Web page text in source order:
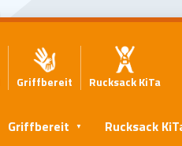
Griffbereit Rucksack KiTa
Griffbereit Rucksack